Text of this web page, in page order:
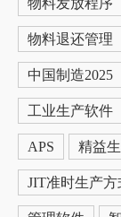
物料发放程序
物料退还管理
中国制造2025
工业生产软件
APS 精益
JIT准时生产方